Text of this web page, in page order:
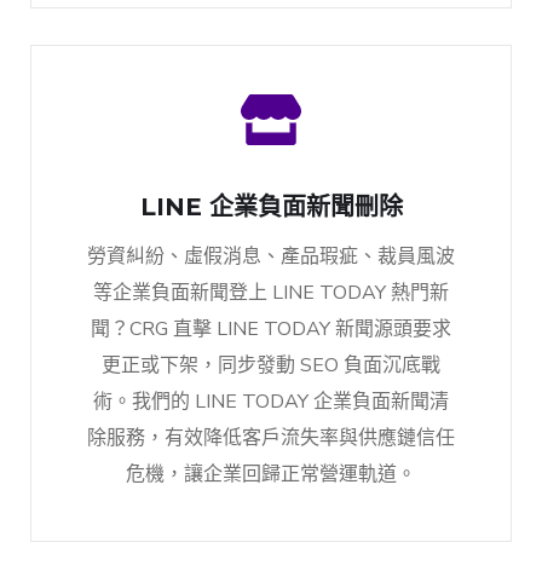
LINE 企業負面新聞刪除
勞資糾紛、虛假消息、產品瑕疵、裁員風波
等企業負面新聞登上 LINE TODAY 熱門新
聞？CRG 直擊 LINE TODAY 新聞源頭要求
更正或下架，同步發動 SEO 負面沉底戰
術。我們的 LINE TODAY 企業負面新聞清
除服務，有效降低客戶流失率與供應鏈信任
危機，讓企業回歸正常營運軌道。